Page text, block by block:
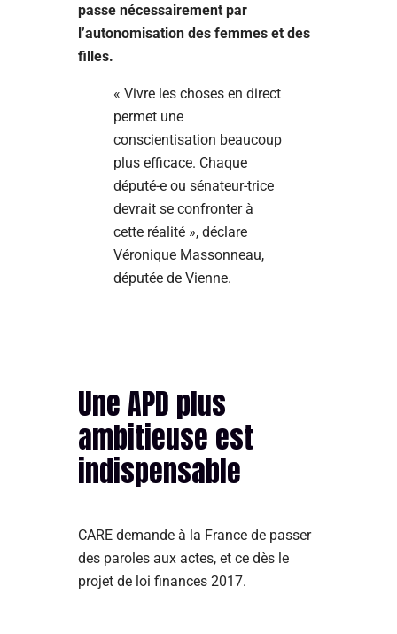
passe nécessairement par
l’autonomisation des femmes et des
filles.
« Vivre les choses en direct
permet une
conscientisation beaucoup
plus efficace. Chaque
député-e ou sénateur-trice
devrait se confronter à
cette réalité », déclare
Véronique Massonneau,
députée de Vienne.
Une APD plus
ambitieuse est
indispensable
CARE demande à la France de passer
des paroles aux actes, et ce dès le
projet de loi finances 2017.